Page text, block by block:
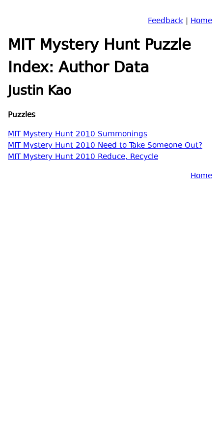
Feedback | Home
MIT Mystery Hunt Puzzle
Index: Author Data
Justin Kao
Puzzles
MIT Mystery Hunt 2010 Summonings
MIT Mystery Hunt 2010 Need to Take Someone Out?
MIT Mystery Hunt 2010 Reduce, Recycle
Home